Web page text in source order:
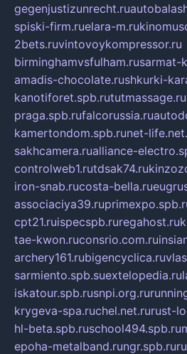
gegenjustizunrecht.ru
spiski-firm.ruelara-m.ru
2bets.ruvintovoykompressor.ru
birminghamvsfulham.rusarmat-
amadis-chocolate.rushkurki-
kanotiforet.spb.rututmassage.ru
praga.spb.rufalcorussia.ru
kamertondom.spb.runet-
sakhcamera.rualliance-
controlweb1.rutdsak74.ru
iron-snab.rucosta-bella.ru
associaciya39.ru
cpt21.ruispecspb.ruregahost.ru
tae-kwon.ruconsrio.com.ru
archery161.rubigencyclica.ru
sarmiento.spb.suextelopedia.ru
iskatour.spb.rusnpi.org.ru
krygeva-spa.ruchel.net.rurust-
hl-beta.spb.ruschool494.spb.ru
epoha-metalband.rungr.spb.ru